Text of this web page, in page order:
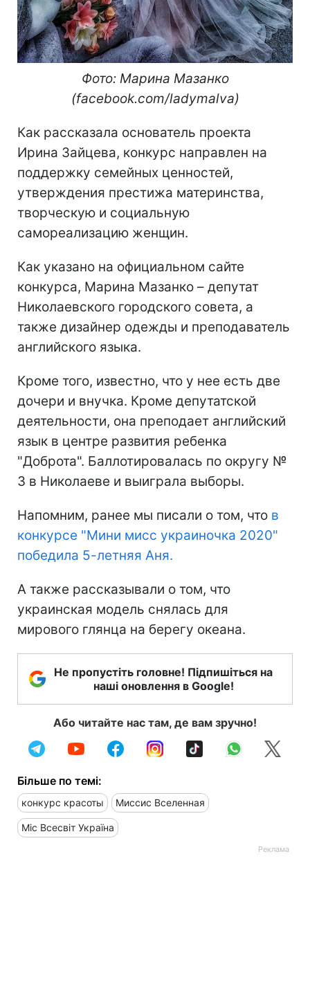
Фото: Марина Мазанко
(facebook.com/ladymalva)
Как рассказала основатель проекта
Ирина Зайцева, конкурс направлен на
поддержку семейных ценностей,
утверждения престижа материнства,
творческую и социальную
самореализацию женщин.
Как указано на официальном сайте
конкурса, Марина Мазанко – депутат
Николаевского городского совета, а
также дизайнер одежды и преподаватель
английского языка.
Кроме того, известно, что у нее есть две
дочери и внучка. Кроме депутатской
деятельности, она преподает английский
язык в центре развития ребенка
"Доброта". Баллотировалась по округу №
3 в Николаеве и выиграла выборы.
Напомним, ранее мы писали о том, что в
конкурсе "Мини мисс украиночка 2020"
победила 5-летняя Аня.
А также рассказывали о том, что
украинская модель снялась для
мирового глянца на берегу океана.
Не пропустіть головне! Підпишіться на
наші оновлення в Google!
Або читайте нас там, де вам зручно!
Більше по темі:
конкурс красоты Миссис Вселенная
Міс Всесвіт Україна